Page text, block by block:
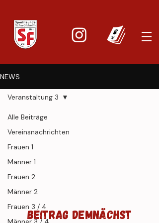
NEWS
Alle Beiträge
Vereinsnachrichten
Frauen 1
Männer 1
Frauen 2
Männer 2
Frauen 3 / 4
Veranstaltung 3
Veranstaltung
3
Beitrag demnächst